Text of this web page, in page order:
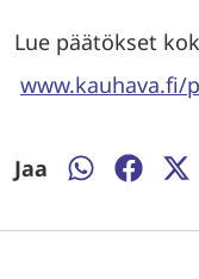
Lue päätökset
www.kauhava.fi/
Jaa
Jaa
Jaa
Jaa